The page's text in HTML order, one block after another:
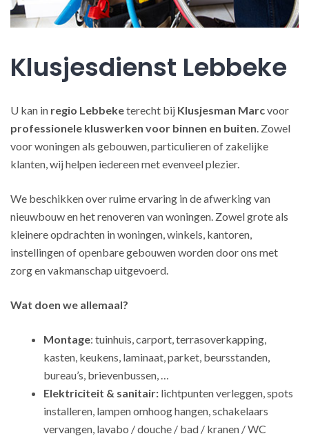
Klusjesdienst Lebbeke
U kan in regio Lebbeketerecht bij Klusjesman Marcvoor
professionele kluswerken voor binnen en buiten. Zowel
voor woningen als gebouwen, particulieren of zakelijke
klanten, wij helpen iedereen met evenveel plezier.
We beschikken over ruime ervaring in de afwerking van
nieuwbouw en het renoveren van woningen. Zowel grote als
kleinere opdrachten in woningen, winkels, kantoren,
instellingen of openbare gebouwen worden door ons met
zorg en vakmanschap uitgevoerd.
Wat doen we allemaal?
Montage: tuinhuis, carport, terrasoverkapping,
kasten, keukens, laminaat, parket, beursstanden,
bureau’s, brievenbussen, …
Elektriciteit & sanitair: lichtpunten verleggen, spots
installeren, lampen omhoog hangen, schakelaars
vervangen, lavabo / douche / bad / kranen / WC